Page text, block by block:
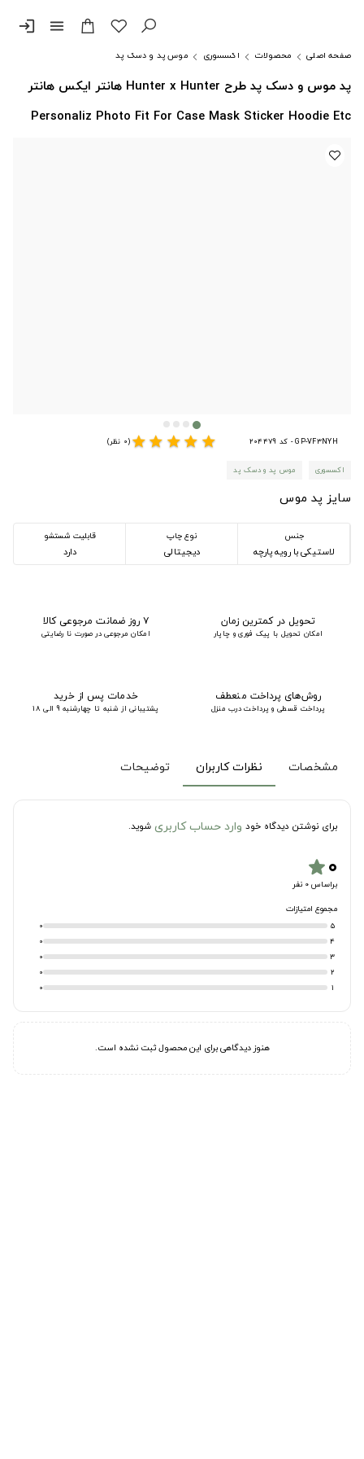
menu
login
صفحه اصلی محصولات اکسسوری موس پد و دسک پد
پد موس و دسک پد طرح Hunter x Hunter هانتر ایکس هانتر
Personaliz Photo Fit For Case Mask Sticker Hoodie Etc
GP-VF3NYH - کد 204479 star
star
star
star
star(0 نظر)
اکسسوری موس پد و دسک پد
سایز پد موس
جنس
لاستیکی با رویه پارچه
نوع چاپ
دیجیتالی
قابلیت شستشو
دارد
تحویل در کمترین زمان
امکان تحویل با پیک فوری و چاپار
۷ روز ضمانت مرجوعی کالا
امکان مرجوعی در صورت نا رضایتی
روش‌های پرداخت منعطف
پرداخت قسطی و پرداخت درب منزل
خدمات پس از خرید
پشتیبانی از شنبه تا چهارشنبه 9 الی 18
مشخصات نظرات کاربران توضیحات
برای نوشتن دیدگاه خود وارد حساب کاربری شوید.
۰star
براساس 0 نفر
مجموع امتیازات
5
0
4
0
3
0
2
0
1
0
هنوز دیدگاهی برای این محصول ثبت نشده است.